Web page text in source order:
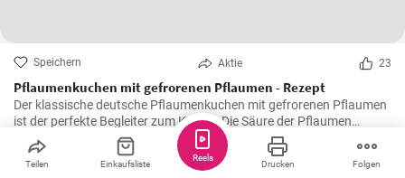
Speichern Aktie 23
Pflaumenkuchen mit gefrorenen Pflaumen - Rezept
Der klassische deutsche Pflaumenkuchen mit gefrorenen Pflaumen
ist der perfekte Begleiter zum Kaffee. Die Säure der Pflaumen
kombiniert mit der Süße des Kuchenteigs ergibt ein harmonisches
Geschmackserlebnis.
Teilen Einkaufsliste Drucken Folgen
Reels